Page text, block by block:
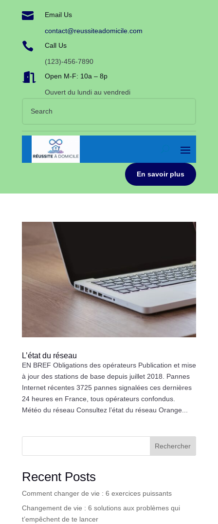
 Email Us
contact@reussiteadomicile.com
 Call Us
(123)-456-7890
 Open M-F: 10a – 8p
Ouvert du lundi au vendredi
En savoir plus
L’état du réseau
EN BREF Obligations des opérateurs Publication et mise
à jour des stations de base depuis juillet 2018. Pannes
Internet récentes 3725 pannes signalées ces dernières
24 heures en France, tous opérateurs confondus.
Météo du réseau Consultez l’état du réseau Orange...
Rechercher
Recent Posts
Comment changer de vie : 6 exercices puissants
Changement de vie : 6 solutions aux problèmes qui
t’empêchent de te lancer